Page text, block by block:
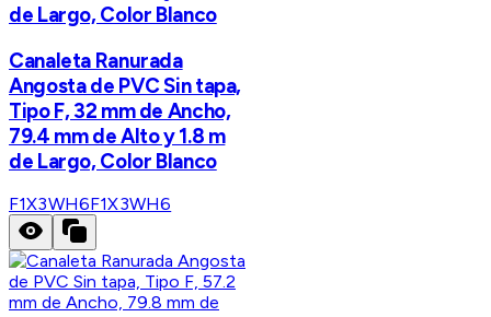
de Largo, Color Blanco
Canaleta Ranurada
Angosta de PVC Sin tapa,
Tipo F, 32 mm de Ancho,
79.4 mm de Alto y 1.8 m
de Largo, Color Blanco
F1X3WH6F1X3WH6